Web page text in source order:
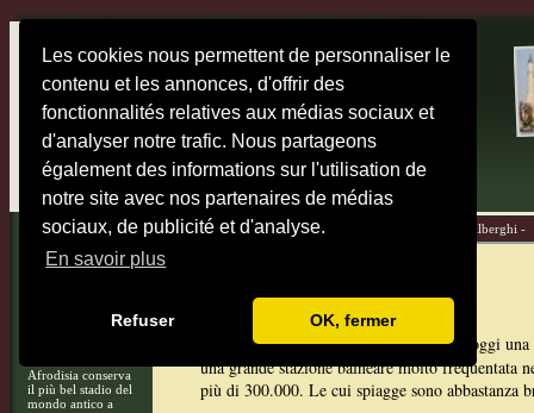
Les cookies nous permettent de personnaliser le
contenu et les annonces, d'offrir des
fonctionnalités relatives aux médias sociaux et
d'analyser notre trafic. Nous partageons
également des informations sur l'utilisation de
notre site avec nos partenaires de médias
sociaux, de publicité et d'analyse.
En savoir plus
Refuser OK, fermer
Afrodisia conserva
il più bel stadio del
mondo antico a
Home - Mappe - Destinazioni - Alberghi -
Marmarisle cui origini sono antichi, è oggi
una grande stazione balneare molto frequentata
più di 300.000. Le cui spiagge sono abbastanza